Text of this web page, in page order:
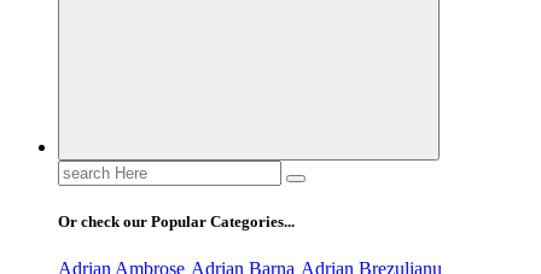
Search
for:
Or check our Popular Categories...
Adrian Ambrose Adrian Barna Adrian Brezulianu